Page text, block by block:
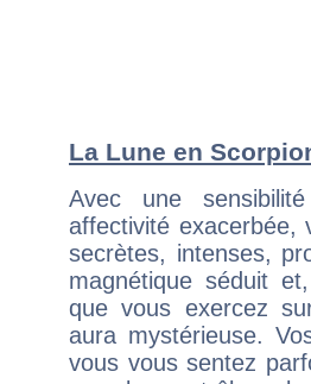
La Lune en
Avec une
affectivité exacerbée,
secrètes, intenses,
magnétique séduit
que vous exercez
aura mystérieuse.
vous vous sentez